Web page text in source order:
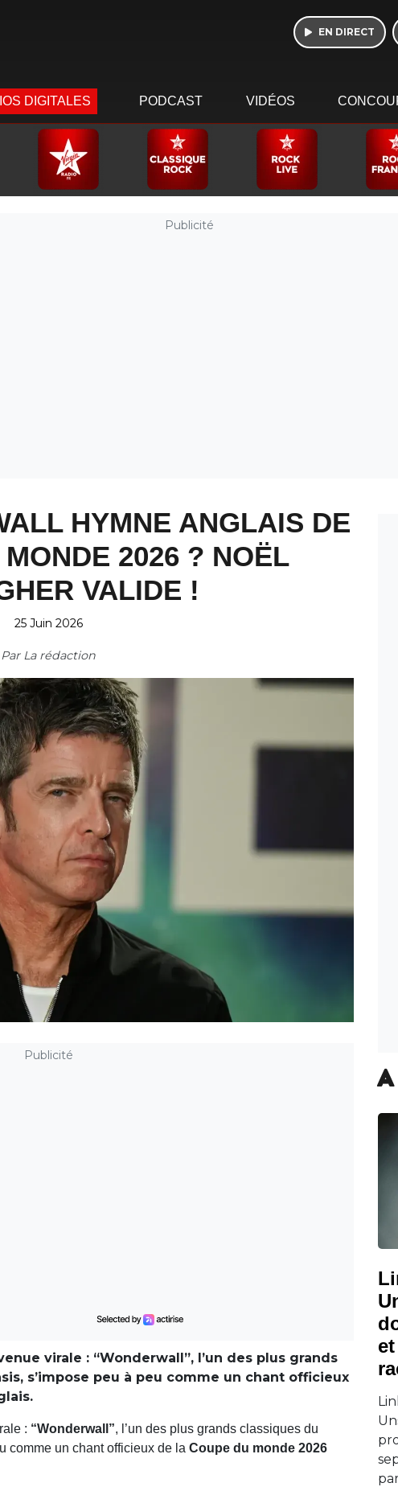
EN DIRECT
DIGITALES PODCAST VIDÉOS
Publicité
HYMNE ANGLAIS DE
2026 ? NOËL
VALIDE !
25 Juin 2026
Par La rédaction
Publicité
virale : “Wonderwall”, l’un des plus grands
s’impose peu à peu comme un chant officieux
: “Wonderwall”, l’un des plus grands classiques du
comme un chant officieux de la Coupe du monde 2026